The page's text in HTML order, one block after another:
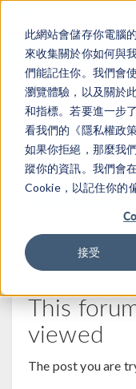
此網站會儲存你電腦
來收集關於你如何與
們能記住你。我們會
瀏覽體驗，以及關於
和指標。若要進一步
看我們的《隱私權政策
如果你拒絕，那麼我
蹤你的資訊。我們會
Cookie，以記住你的
接受
NEW
This
viewed
The post you are